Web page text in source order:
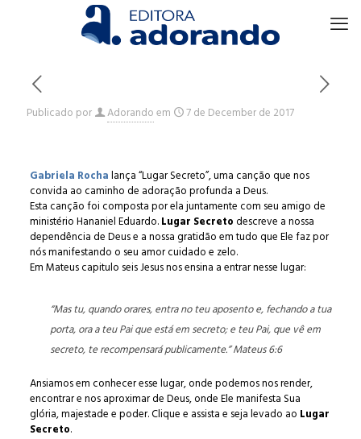
Publicado por Adorandoem 7 de December de 2017
Gabriela Rochalança “Lugar Secreto”, uma canção que nos
convida ao caminho de adoração profunda a Deus.
Esta canção foi composta por ela juntamente com seu amigo de
ministério Hananiel Eduardo.Lugar Secreto descreve a nossa
dependência de Deus e a nossa gratidão em tudo que Ele faz por
nós manifestando o seu amor cuidado e zelo.
Em Mateus capitulo seis Jesus nos ensina a entrar nesse lugar:
“Mas tu, quando orares, entra no teu aposento e, fechando a tua
porta, ora a teu Pai que está em secreto; e teu Pai, que vê em
secreto, te recompensará publicamente.” Mateus 6:6
Ansiamos em conhecer esse lugar, onde podemos nos render,
encontrar e nos aproximar de Deus, onde Ele manifesta Sua
glória, majestade e poder. Clique e assista e seja levado ao Lugar
Secreto.